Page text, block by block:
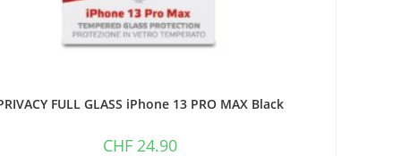
FULL GLASS iPhone 13 PRO MAX Black
CHF 24.90